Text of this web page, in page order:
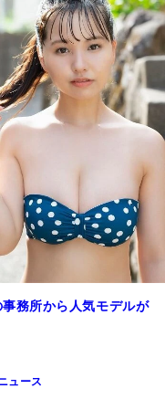
務所から人気モデルが
ュース